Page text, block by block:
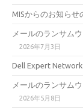
MISからのお知らせ
メールのランサム
2026年7月3日
Dell Expert
メールのランサム
2026年5月8日